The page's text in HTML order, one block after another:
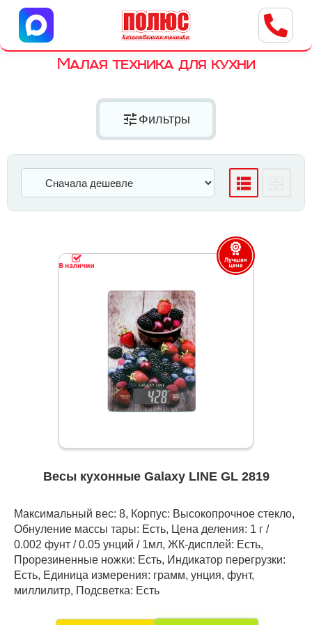
Центр бытовой техники
г. Ульяновск, ул. Пушкарева, 8a
Малая техника для кухни
tune Фильтры
Весы кухонные Galaxy LINE GL 2819
Максимальный вес: 8, Корпус: Высокопрочное стекло,
Обнуление массы тары: Есть, Цена деления: 1 г /
0.002 фунт / 0.05 унций / 1мл, ЖК-дисплей: Есть,
Прорезиненные ножки: Есть, Индикатор перегрузки:
Есть, Единица измерения: грамм, унция, фунт,
миллилитр, Подсветка: Есть